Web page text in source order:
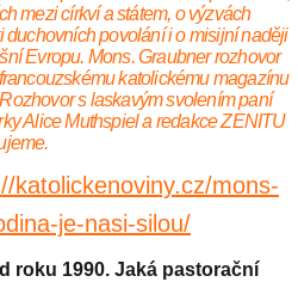
mezi církví a státem, o výzvách
duchovních povolání i o misijní naději
Evropu. Mons. Graubner rozhovor
katolickému magazínu
s laskavým svolením paní
Alice Muthspiel a redakce ZENITU
katolickenoviny.cz/mons-
je-nasi-silou/
roku 1990. Jaká pastorační